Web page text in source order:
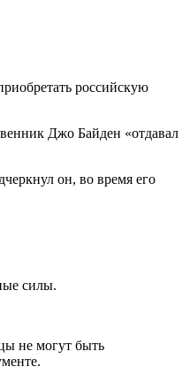
российскую
Джо Байден «отдавал
он, во время его
силы.
не могут быть